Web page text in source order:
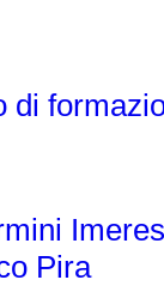
di
Pira